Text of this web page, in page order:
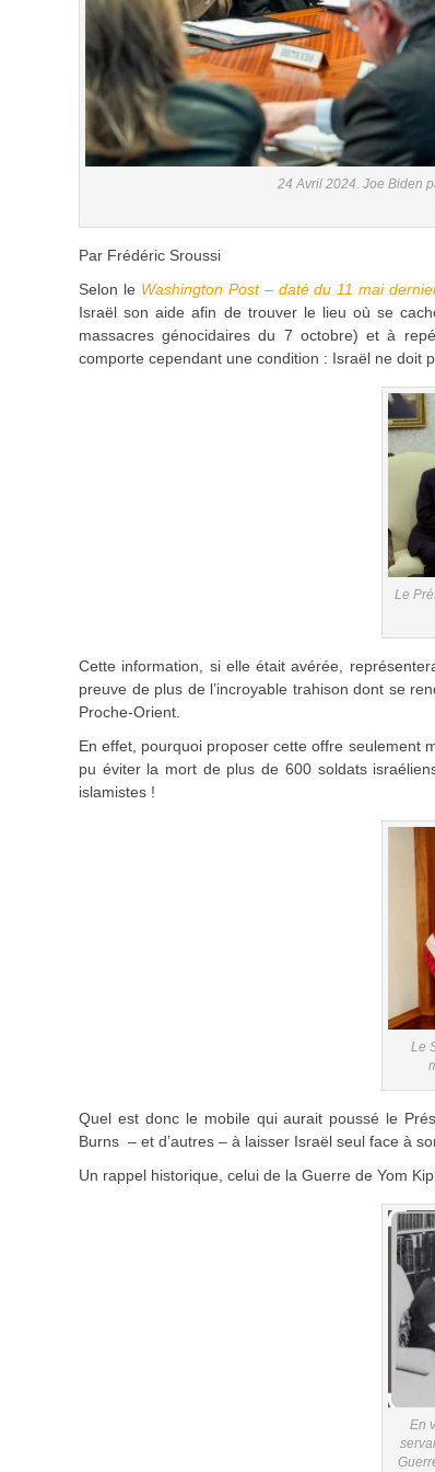
24 Avril 2024. Joe Biden
Par Frédéric Sroussi
Selon le Washington Post – daté du 11 mai
Israël son aide afin de trouver le lieu où se
massacres génocidaires du 7 octobre) et à
comporte cependant une condition : Israël ne doit
Le
Cette information, si elle était avérée,
preuve de plus de l’incroyable trahison dont se
Proche-Orient.
En effet, pourquoi proposer cette offre seulement
pu éviter la mort de plus de 600 soldats
islamistes !
Le
Quel est donc le mobile qui aurait poussé le
Burns – et d’autres – à laisser Israël seul face à
Un rappel historique, celui de la Guerre de Yom
En